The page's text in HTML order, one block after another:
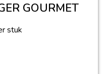
GOURMET
stuk